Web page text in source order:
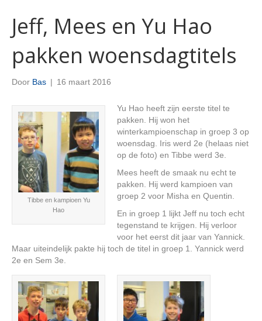
Jeff, Mees en Yu Hao
pakken woensdagtitels
Door Bas | 16 maart 2016
Tibbe en kampioen Yu
Hao
Yu Hao heeft zijn eerste titel te
pakken. Hij won het
winterkampioenschap in groep 3 op
woensdag. Iris werd 2e (helaas niet
op de foto) en Tibbe werd 3e.
Mees heeft de smaak nu echt te
pakken. Hij werd kampioen van
groep 2 voor Misha en Quentin.
En in groep 1 lijkt Jeff nu toch echt
tegenstand te krijgen. Hij verloor
voor het eerst dit jaar van Yannick.
Maar uiteindelijk pakte hij toch de titel in groep 1. Yannick werd
2e en Sem 3e.